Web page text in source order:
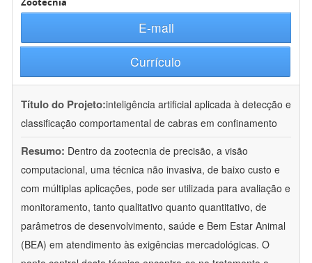
E-mail
Currículo
Título do Projeto:inteligência artificial aplicada à detecção e
classificação comportamental de cabras em confinamento
Resumo: Dentro da zootecnia de precisão, a visão
computacional, uma técnica não invasiva, de baixo custo e
com múltiplas aplicações, pode ser utilizada para avaliação e
monitoramento, tanto qualitativo quanto quantitativo, de
parâmetros de desenvolvimento, saúde e Bem Estar Animal
(BEA) em atendimento às exigências mercadológicas. O